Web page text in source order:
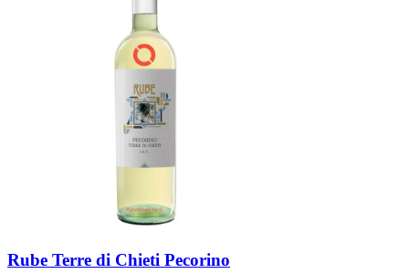
Rube Terre di Chieti Pecorino